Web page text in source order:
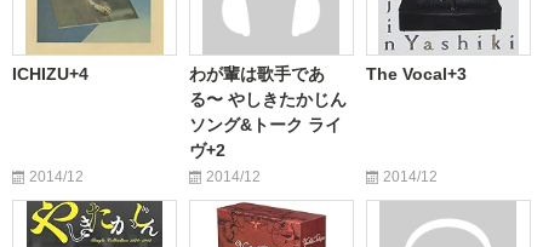
ICHIZU+4
2014/12
わが輩は歌手であ
る〜 やしきたかじん
ソング&トーク ライ
ヴ+2
2014/12
The Vocal+3
2014/12